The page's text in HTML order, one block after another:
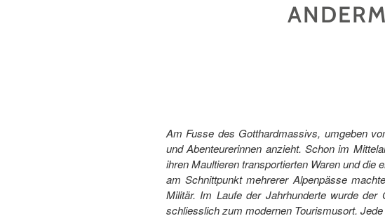
Am Fusse des Gotthardmassivs, umgeben
und Abenteurerinnen anzieht. Schon im
ihren Maultieren transportierten Waren und die
am Schnittpunkt mehrerer Alpenpässe
Militär. Im Laufe der Jahrhunderte wurde
schliesslich zum modernen Tourismusort.